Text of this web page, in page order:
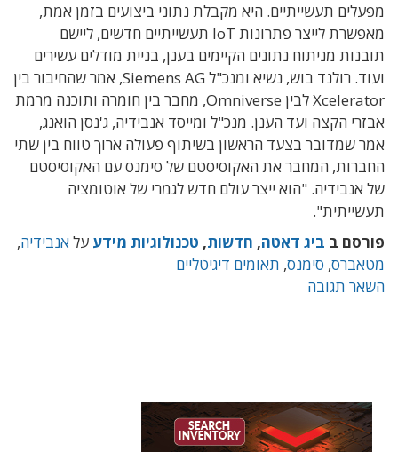
מפעלים תעשייתיים. היא מקבלת נתוני ביצועים בזמן אמת,
מאפשרת לייצר פתרונות IoT תעשייתיים חדשים, ליישם
תובנות מניתוח נתונים הקיימים בענן, בניית מודלים עשירים
ועוד. רולנד בוש, נשיא ומנכ"ל Siemens AG, אמר שהחיבור בין
Xcelerator לבין Omniverse, מחבר בין חומרה ותוכנה מרמת
אבזרי הקצה ועד הענן. מנכ"ל ומייסד אנבידיה, ג'נסן הואנג,
אמר שמדובר בצעד הראשון בשיתוף פעולה ארוך טווח בין שתי
החברות, המחבר את האקוסיסטם של סימנס עם האקוסיסטם
של אנבידיה. "הוא ייצר עולם חדש לגמרי של אוטומציה
תעשייתית".
פורסם ב ביג דאטה, חדשות, טכנולוגיות מידע עלאנבידיה,
מטאברס, סימנס, תאומים דיגיטליים
השאר תגובה